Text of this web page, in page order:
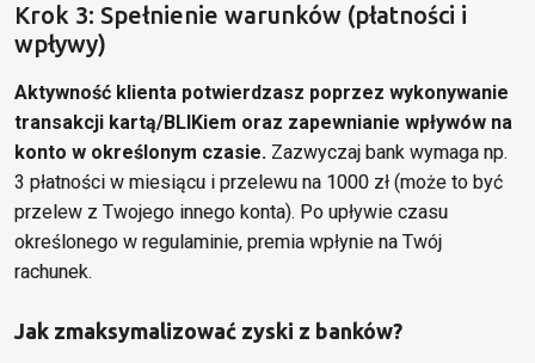
Krok 3: Spełnienie warunków (płatności i
wpływy)
Aktywność klienta potwierdzasz poprzez wykonywanie
transakcji kartą/BLIKiem oraz zapewnianie wpływów na
konto w określonym czasie. Zazwyczaj bank wymaga np.
3 płatności w miesiącu i przelewu na 1000 zł (może to być
przelew z Twojego innego konta). Po upływie czasu
określonego w regulaminie, premia wpłynie na Twój
rachunek.
Jak zmaksymalizować zyski z banków?